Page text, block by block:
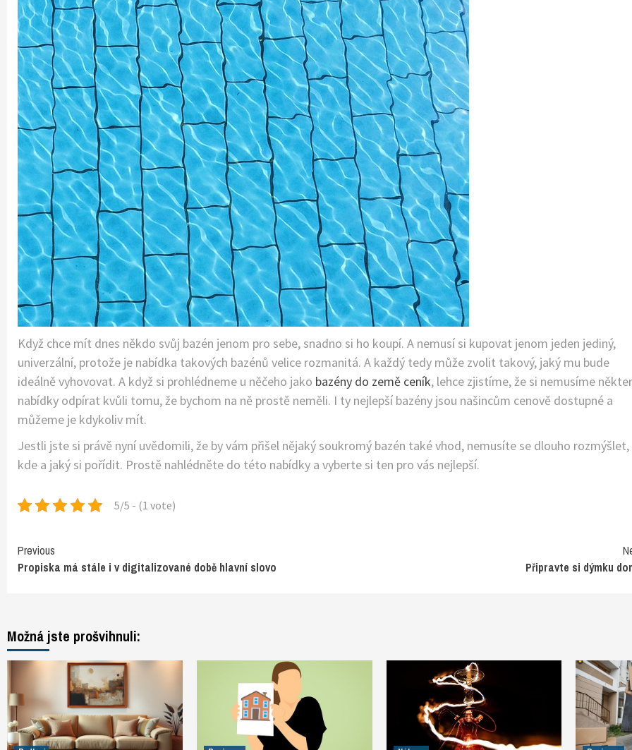
Když chce mít dnes někdo svůj bazén jenom pro sebe, snadno si ho koupí. A nemusí si kupovat jenom jeden jediný,
univerzální, protože je nabídka takových bazénů velice rozmanitá. A každý tedy může zvolit takový, jaký mu bude
ideálně vyhovovat. A když si prohlédneme u něčeho jako bazény do země ceník, lehce zjistíme, že si nemusíme
nabídky odpírat kvůli tomu, že bychom na ně prostě neměli. I ty nejlepší bazény jsou našincům cenově dostupné a
můžeme je kdykoliv mít.
Jestli jste si právě nyní uvědomili, že by vám přišel nějaký soukromý bazén také vhod, nemusíte se dlouho rozmýšlet,
kde a jaký si pořídit. Prostě nahlédněte do této nabídky a vyberte si ten pro vás nejlepší.
5/5 - (1 vote)
Continue
Reading
Previous
Propiska má stále i v digitalizované době hlavní slovo
Připravte si dýmku
Možná jste prošvihnuli: